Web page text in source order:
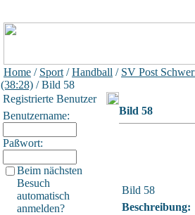
Home / Sport /Handball / SV Post
(38:28) / Bild 58
Registrierte Benutzer
Benutzername:
Paßwort:
Beim nächsten
Besuch
automatisch
anmelden?
Bild 58
Bild 58
Beschreibung: